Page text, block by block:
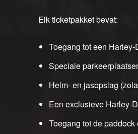
Elk ticketpakket bevat:
Toegang tot een
Speciale
Helm- en jasopslag
Een exclusieve Harley-
Toegang tot de